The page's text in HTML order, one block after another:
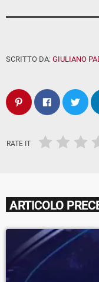
SCRITTO DA: GIULIANO
RATE IT
ARTICOLO